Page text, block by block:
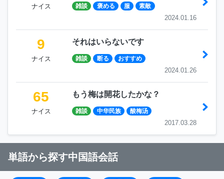
ナイス 雑談 褒める 服 素敵
2024.01.16
9
ナイス
それはいらないです
雑談 断る おすすめ
2024.01.26
65
ナイス
もう梅は開花したかな？
雑談 中华民族 酸梅汤
2017.03.28
単語から探す中国語会話